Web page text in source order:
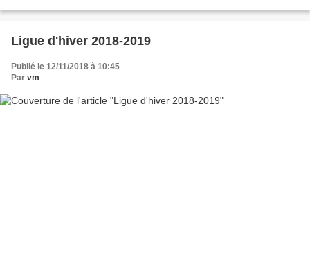
Ligue d'hiver 2018-2019
Publié le 12/11/2018 à 10:45
Par vm